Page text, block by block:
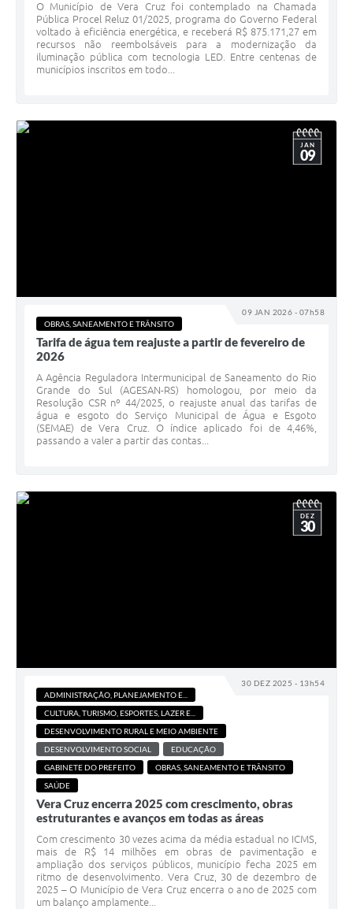
O Município de Vera Cruz foi contemplado na Chamada
Pública Procel Reluz 01/2025, programa do Governo Federal
voltado à eficiência energética, e receberá R$ 875.171,27 em
recursos não reembolsáveis para a modernização da
iluminação pública com tecnologia LED. Entre centenas de
municípios inscritos em todo...
09 JAN 2026 - 07h58
JAN
09
OBRAS, SANEAMENTO E TRÂNSITO
Tarifa de água tem reajuste a partir de fevereiro de
2026
A Agência Reguladora Intermunicipal de Saneamento do Rio
Grande do Sul (AGESAN-RS) homologou, por meio da
Resolução CSR nº 44/2025, o reajuste anual das tarifas de
água e esgoto do Serviço Municipal de Água e Esgoto
(SEMAE) de Vera Cruz. O índice aplicado foi de 4,46%,
passando a valer a partir das contas...
30 DEZ 2025 - 13h54
DEZ
30
ADMINISTRAÇÃO, PLANEJAMENTO E...
CULTURA, TURISMO, ESPORTES, LAZER E...
DESENVOLVIMENTO RURAL E MEIO AMBIENTE
DESENVOLVIMENTO SOCIAL
EDUCAÇÃO
GABINETE DO PREFEITO
OBRAS, SANEAMENTO E TRÂNSITO
SAÚDE
Vera Cruz encerra 2025 com crescimento, obras
estruturantes e avanços em todas as áreas
Com crescimento 30 vezes acima da média estadual no ICMS,
mais de R$ 14 milhões em obras de pavimentação e
ampliação dos serviços públicos, município fecha 2025 em
ritmo de desenvolvimento. Vera Cruz, 30 de dezembro de
2025 – O Município de Vera Cruz encerra o ano de 2025 com
um balanço amplamente...